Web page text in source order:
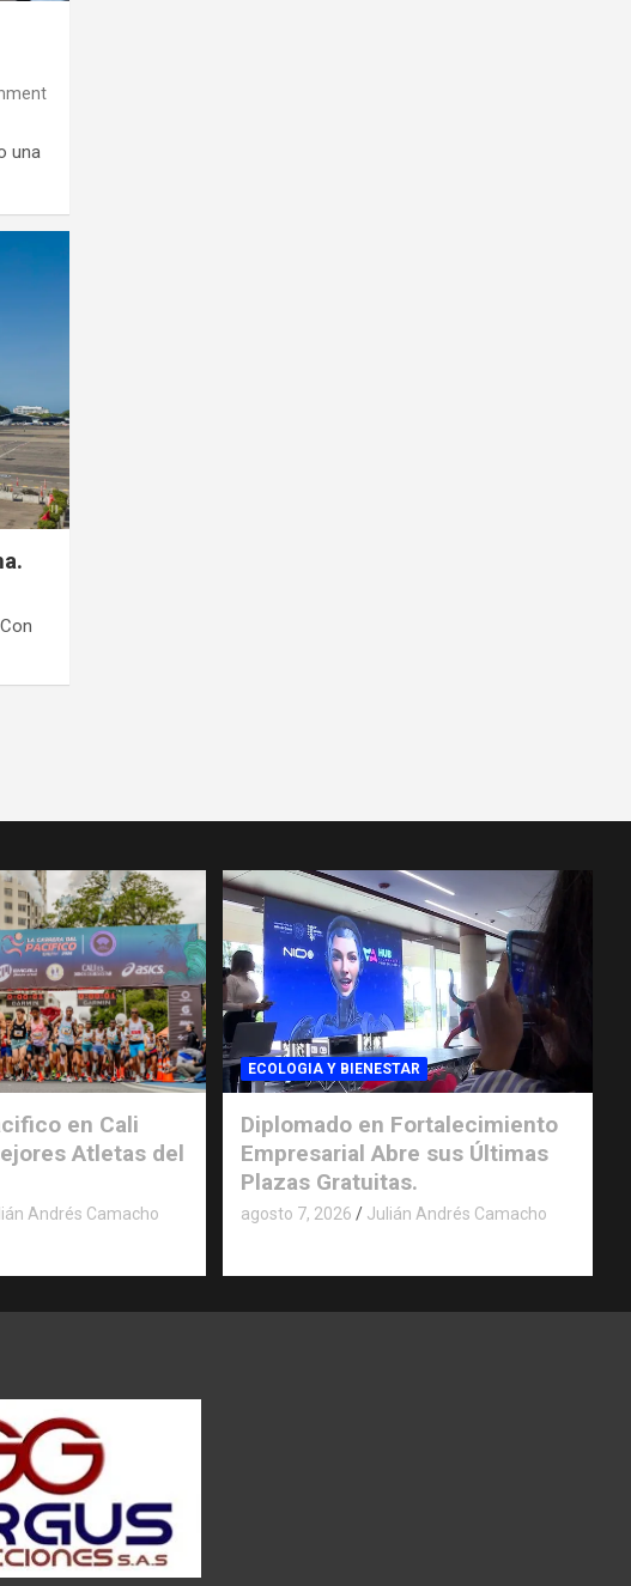
una
en Cali
Atletas del
Andrés Camacho
ECOLOGIA Y BIENESTAR
Diplomado en Fortalecimiento
Empresarial Abre sus Últimas
Plazas Gratuitas.
agosto 7, 2026 Julián Andrés Camacho